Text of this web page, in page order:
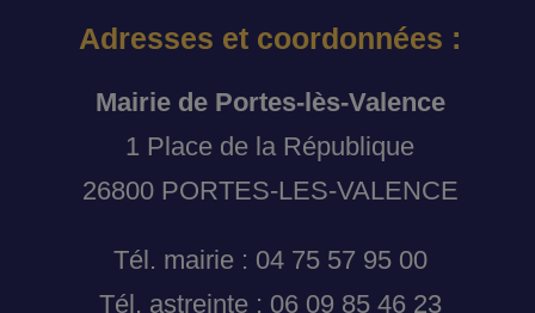
Adresses et coordonnées :
Mairie de Portes-lès-Valence
1 Place de la République
26800 PORTES-LES-VALENCE
Tél. mairie : 04 75 57 95 00
Tél. astreinte : 06 09 85 46 23